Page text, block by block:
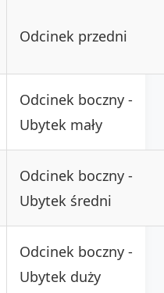
Odcinek przedni
Odcinek boczny -
Ubytek mały
Odcinek boczny -
Ubytek średni
Odcinek boczny -
Ubytek duży